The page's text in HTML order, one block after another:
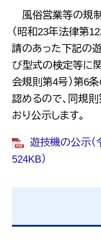
風俗営業等の規
（昭和23年法律第
請のあった下記の
び型式の検定等に
会規則第4号）第6
認めるので、同規
おり公示します。
遊技機の公示（
524KB）